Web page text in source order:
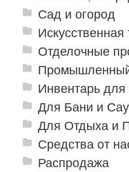
Сад и огород
Искусственная
Отделочные
Промышленный
Инвентарь для
Для Бани и
Для Отдыха и
Средства от
Распродажа